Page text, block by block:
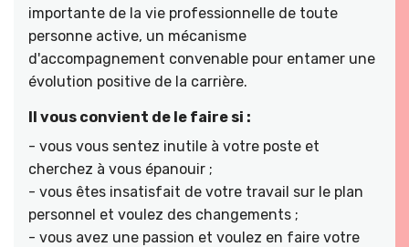
importante de la vie professionnelle de toute
personne active, un mécanisme
d'accompagnement convenable pour entamer une
évolution positive de la carrière.
Il vous convient de le faire si :
- vous vous sentez inutile à votre poste et
cherchez à vous épanouir ;
- vous êtes insatisfait de votre travail sur le plan
personnel et voulez des changements ;
- vous avez une passion et voulez en faire votre